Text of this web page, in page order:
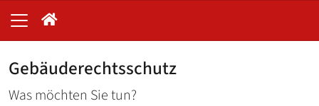
Gebäuderechtsschutz
Was möchten Sie tun?